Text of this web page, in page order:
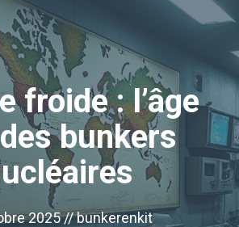
froide : l’âge
des bunkers
2025 //bunkerenkit